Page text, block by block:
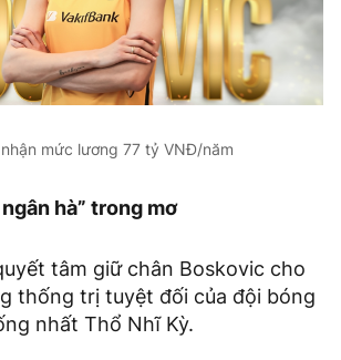
mức lương 77 tỷ VNĐ/năm
hà” trong mơ
tâm giữ chân Boskovic cho
thống trị tuyệt đối của đội bóng
nhất Thổ Nhĩ Kỳ.